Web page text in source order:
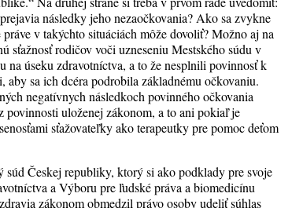
následky jeho nezaočkovania? Ako sa zvykne
v takýchto situáciách môže dovoliť? Možno aj na
sťažnosť rodičov voči uzneseniu Mestského súdu v
na úseku zdravotníctva, a to že nesplnili povinnosť k
sa ich dcéra podrobila základnému očkovaniu.
negatívnych následkoch povinného očkovania
povinnosti uloženej zákonom, a to ani pokiaľ je
sťažovateľky ako terapeutky pre pomoc deťom
Českej republiky, ktorý si ako podklady pre svoje
a Výboru pre ľudské práva a biomedicínu
zákonom obmedzil právo osoby udeliť súhlas